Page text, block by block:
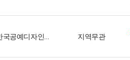
한국공예디자인문화진흥원 지역무관